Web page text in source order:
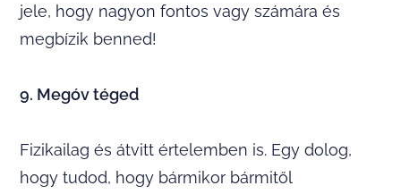
jele, hogy nagyon fontos vagy számára és
megbízik benned!
9. Megóv téged
Fizikailag és átvitt értelemben is. Egy dolog,
hogy tudod, hogy bármikor bármitől